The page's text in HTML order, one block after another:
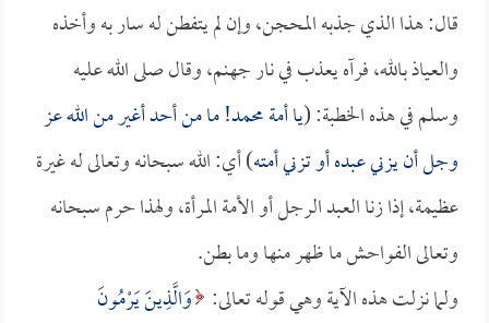
قال: هذا الذي جذبه المحجن، وإن لم يتفطن له سار به وأخذه
والعياذ بالله، فرآه يعذب في نار جهنم، وقال صلى الله عليه
وسلم في هذه الخطبة: (يا أمة محمد! ما من أحد أغير من الله عز
وجل أن يزني عبده أو تزني أمته) أي: الله سبحانه وتعالى له غيرة
عظيمة، إذا زنا العبد الرجل أو الأمة المرأة، ولهذا حرم سبحانه
وتعالى الفواحش ما ظهر منها وما بطن.
ولما نزلت هذه الآية وهي قوله تعالى: وَالَّذِينَ يَرْمُونَ